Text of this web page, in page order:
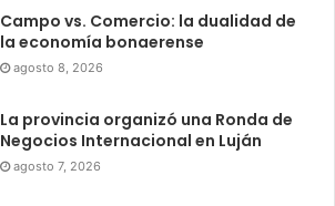
Campo vs. Comercio: la dualidad de
la economía bonaerense
agosto 8, 2026
La provincia organizó una Ronda de
Negocios Internacional en Luján
agosto 7, 2026